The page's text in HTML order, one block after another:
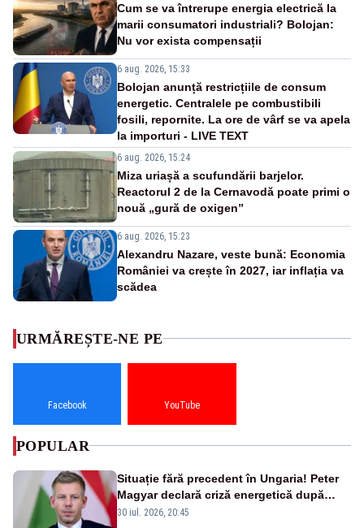
Cum se va întrerupe energia electrică la
marii consumatori industriali? Bolojan:
Nu vor exista compensații
6 aug. 2026, 15:33
Bolojan anunță restricțiile de consum
energetic. Centralele pe combustibili
fosili, repornite. La ore de vârf se va apela
la importuri - LIVE TEXT
6 aug. 2026, 15:24
Miza uriașă a scufundării barjelor.
Reactorul 2 de la Cernavodă poate primi o
nouă „gură de oxigen”
6 aug. 2026, 15:23
Alexandru Nazare, veste bună: Economia
României va crește în 2027, iar inflația va
scădea
URMĂREȘTE-NE PE
Facebook YouTube
POPULAR
Situație fără precedent în Ungaria! Peter
Magyar declară criză energetică după
oprirea centralei de la Paks
30 iul. 2026, 20:45